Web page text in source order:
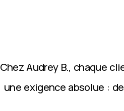
Chez Audrey B., chaque
une exigence absolue :